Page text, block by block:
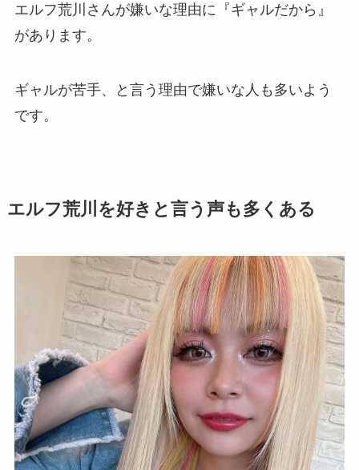
エルフ荒川さんが嫌いな理由に『ギャルだから』
があります。
ギャルが苦手、と言う理由で嫌いな人も多いよう
です。
エルフ荒川を好きと言う声も多くある